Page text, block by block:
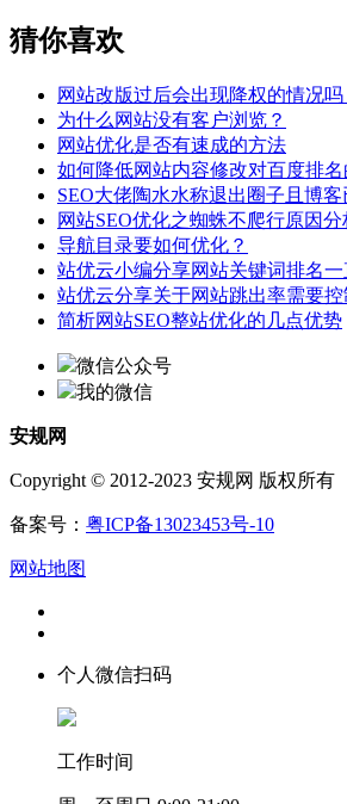
猜你喜欢
网站改版过后会出现降权的情况吗
为什么网站没有客户浏览？
网站优化是否有速成的方法
如何降低网站内容修改对百度排名
SEO大佬陶水水称退出圈子且博客
网站SEO优化之蜘蛛不爬行原因分
导航目录要如何优化？
站优云小编分享网站关键词排名
站优云分享关于网站跳出率需要
简析网站SEO整站优化的几点优势
微信公众号
我的微信
安规网
Copyright © 2012-2023 安规网 版权所有
备案号： 粤ICP备13023453号-10
网站地图
个人微信扫码
工作时间